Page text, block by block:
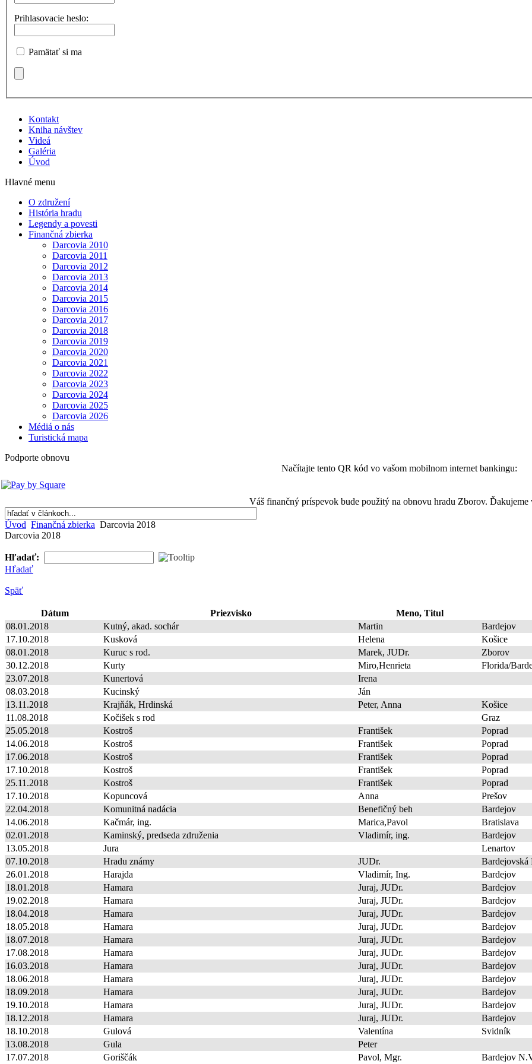
Prihlasovacie heslo:
Pamätať si ma
Kontakt
Kniha návštev
Videá
Galéria
Úvod
Hlavné menu
O združení
História hradu
Legendy a povesti
Finančná zbierka
Darcovia 2010
Darcovia 2011
Darcovia 2012
Darcovia 2013
Darcovia 2014
Darcovia 2015
Darcovia 2016
Darcovia 2017
Darcovia 2018
Darcovia 2019
Darcovia 2020
Darcovia 2021
Darcovia 2022
Darcovia 2023
Darcovia 2024
Darcovia 2025
Darcovia 2026
Médiá o nás
Turistická mapa
Podporte obnovu
Načítajte tento QR kód vo vašom mobilnom internet bankingu:
Váš finančný príspevok bude použitý na obnovu hradu Zborov. Ďakujeme
Úvod Finančná zbierka Darcovia 2018
Darcovia 2018
Hľadať:
Hľadať
Späť
Dátum Priezvisko
Meno, Titul
08.01.2018
Kutný, akad. sochár Martin
Bardejov
17.10.2018
Kusková Helena
Košice
08.01.2018
Kuruc s rod. Marek, JUDr.
Zborov
30.12.2018
Kurty Miro,Henrieta
Florida/
23.07.2018
Kunertová
Irena
08.03.2018
Kucinský
Ján
13.11.2018
Krajňák, Hrdinská Peter, Anna
Košice
11.08.2018
Kočišek s rod
Graz
25.05.2018
Kostroš František
Poprad
14.06.2018
Kostroš František
Poprad
17.06.2018
Kostroš František
Poprad
17.10.2018
Kostroš František
Poprad
25.11.2018
Kostroš František
Poprad
17.10.2018
Kopuncová Anna
Prešov
22.04.2018
Komunitná nadácia Benefičný beh
Bardejov
14.06.2018
Kačmár, ing. Marica,Pavol
Bratislava
02.01.2018
Kaminský, predseda združenia Vladimír, ing.
Bardejov
13.05.2018
Jura
Lenartov
07.10.2018
Hradu známy JUDr.
26.01.2018
Harajda Vladimír, Ing.
Bardejov
18.01.2018
Hamara Juraj, JUDr.
Bardejov
19.02.2018
Hamara Juraj, JUDr.
Bardejov
18.04.2018
Hamara Juraj, JUDr.
Bardejov
18.05.2018
Hamara Juraj, JUDr.
Bardejov
18.07.2018
Hamara Juraj, JUDr.
Bardejov
17.08.2018
Hamara Juraj, JUDr.
Bardejov
16.03.2018
Hamara Juraj, JUDr.
Bardejov
18.06.2018
Hamara Juraj, JUDr.
Bardejov
18.09.2018
Hamara Juraj, JUDr.
Bardejov
19.10.2018
Hamara Juraj, JUDr.
Bardejov
18.12.2018
Hamara Juraj, JUDr.
Bardejov
18.10.2018
Gulová Valentína
Svidník
13.08.2018
Gula
Peter
17.07.2018
Goriščák Pavol, Mgr. Bardejov